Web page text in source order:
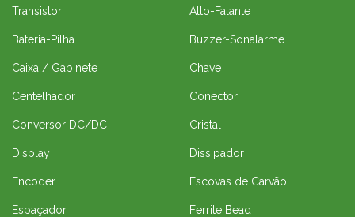
Transistor Alto-Falante
Bateria-Pilha Buzzer-Sonalarme
Caixa / Gabinete Chave
Centelhador Conector
Conversor DC/DC Cristal
Display Dissipador
Encoder Escovas de Carvão
Espaçador Ferrite Bead